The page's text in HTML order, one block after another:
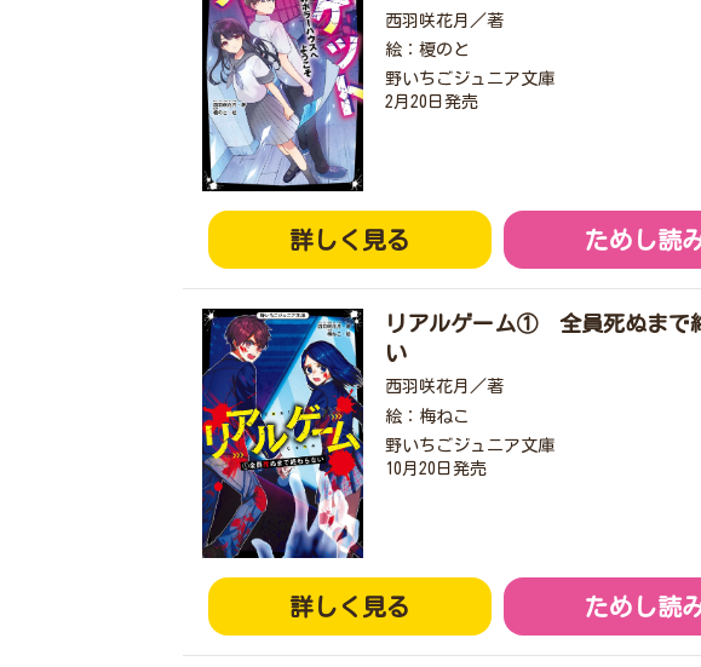
西羽咲花月／著
絵：榎のと
野いちごジュニア文庫
2月20日発売
詳しく見る ためし読
リアルゲーム① 全員死ぬまで
い
西羽咲花月／著
絵：梅ねこ
野いちごジュニア文庫
10月20日発売
詳しく見る ためし読